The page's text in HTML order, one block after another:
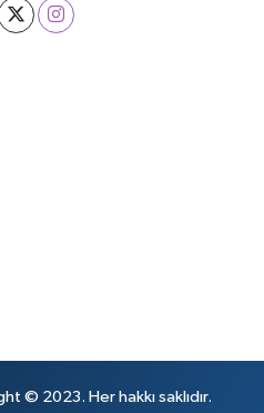
© 2023. Her hakkı saklıdır.